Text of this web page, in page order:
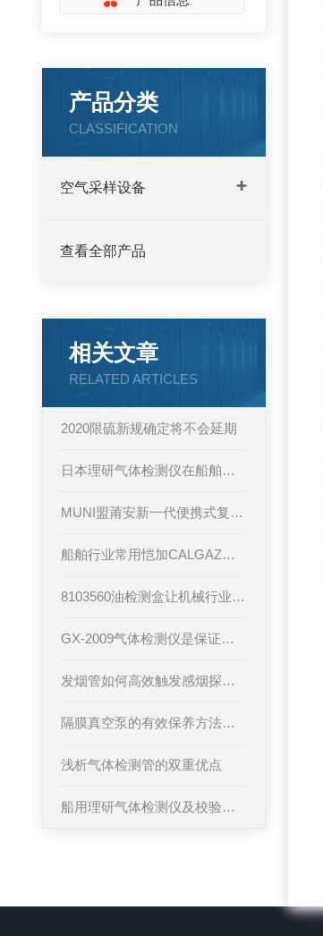
产品分类
CLASSIFICATION
空气采样设备
查看全部产品
相关文章
RELATED ARTICLES
2020限硫新规确定将不会延期
日本理研气体检测仪在船舶中的应用
MUNI盟莆安新一代便携式复合气体检测仪MP420
船舶行业常用恺加CALGAZ标准气体选型表
8103560油检测盒让机械行业对油液质量检测和维护更加准确和高效
GX-2009气体检测仪是保证生产和人身安全的重要仪器
发烟管如何高效触发感烟探测器
隔膜真空泵的有效保养方法有哪些呢？
浅析气体检测管的双重优点
船用理研气体检测仪及校验样气